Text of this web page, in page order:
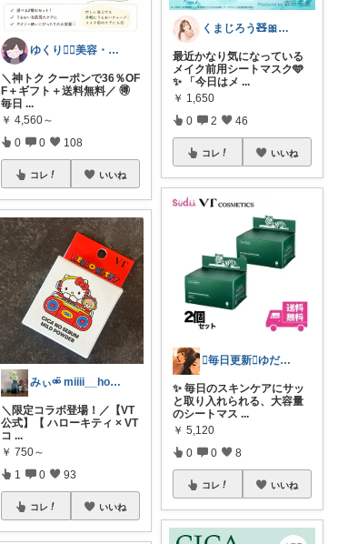
ゆくり🐕‍🦺美容・便利雑貨🤍
＼神トク クーポンで36％OF
F＋ギフト＋送料無料／ 🉐
毎日 ...
￥ 4,560～
0 0 108
コレ いいね
みぃ⚮̈ miiii__home
＼限定コラボ登場！／【VT
公式】【 ハローキティ × VT
コ ...
￥ 750～
1 0 93
コレ いいね
くまじろう🧸🎀脂性肌の快適美容
最近かなり気になっている
メイク前用シートマスク🩵
✨ 「今日はメ ...
￥ 1,650
0 2 46
コレ いいね
🫪毎日更新🫪ゆだむパパ(ママも)
✨ 毎日のスキンケアにサッ
と取り入れられる、大容量
のシートマス ...
￥ 5,120
0 0 8
コレ いいね